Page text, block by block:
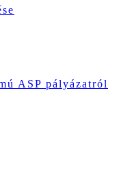
ASP pályázatról